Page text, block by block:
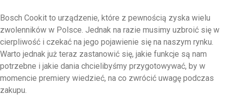
Bosch Cookit to urządzenie, które z pewnością zyska wielu
zwolenników w Polsce. Jednak na razie musimy uzbroić się w
cierpliwość i czekać na jego pojawienie się na naszym rynku.
Warto jednak już teraz zastanowić się, jakie funkcje są nam
potrzebne i jakie dania chcielibyśmy przygotowywać, by w
momencie premiery wiedzieć, na co zwrócić uwagę podczas
zakupu.